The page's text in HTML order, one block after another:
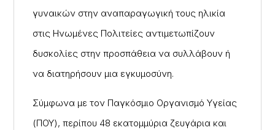
γυναικών στην αναπαραγωγική τους ηλικία
στις Ηνωμένες Πολιτείες αντιμετωπίζουν
δυσκολίες στην προσπάθεια να συλλάβουν ή
να διατηρήσουν μια εγκυμοσύνη.
Σύμφωνα με τον Παγκόσμιο Οργανισμό Υγείας
(ΠΟΥ), περίπου 48 εκατομμύρια ζευγάρια και